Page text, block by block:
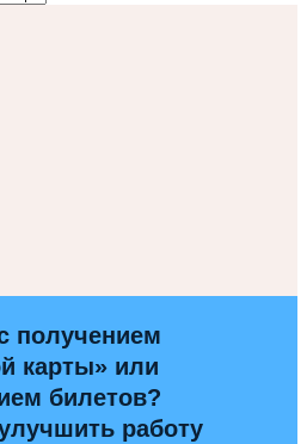
получением
карты» или
билетов?
работу